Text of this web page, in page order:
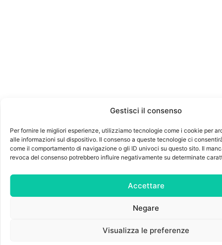
Gestisci il consenso
Per fornire le migliori esperienze, utilizziamo tecnologie come i cookie per
alle informazioni sul dispositivo. Il consenso a queste tecnologie ci
come il comportamento di navigazione o gli ID univoci su questo sito. Il
revoca del consenso potrebbero influire negativamente su determinate
Accettare
Negare
Visualizza le preferenze